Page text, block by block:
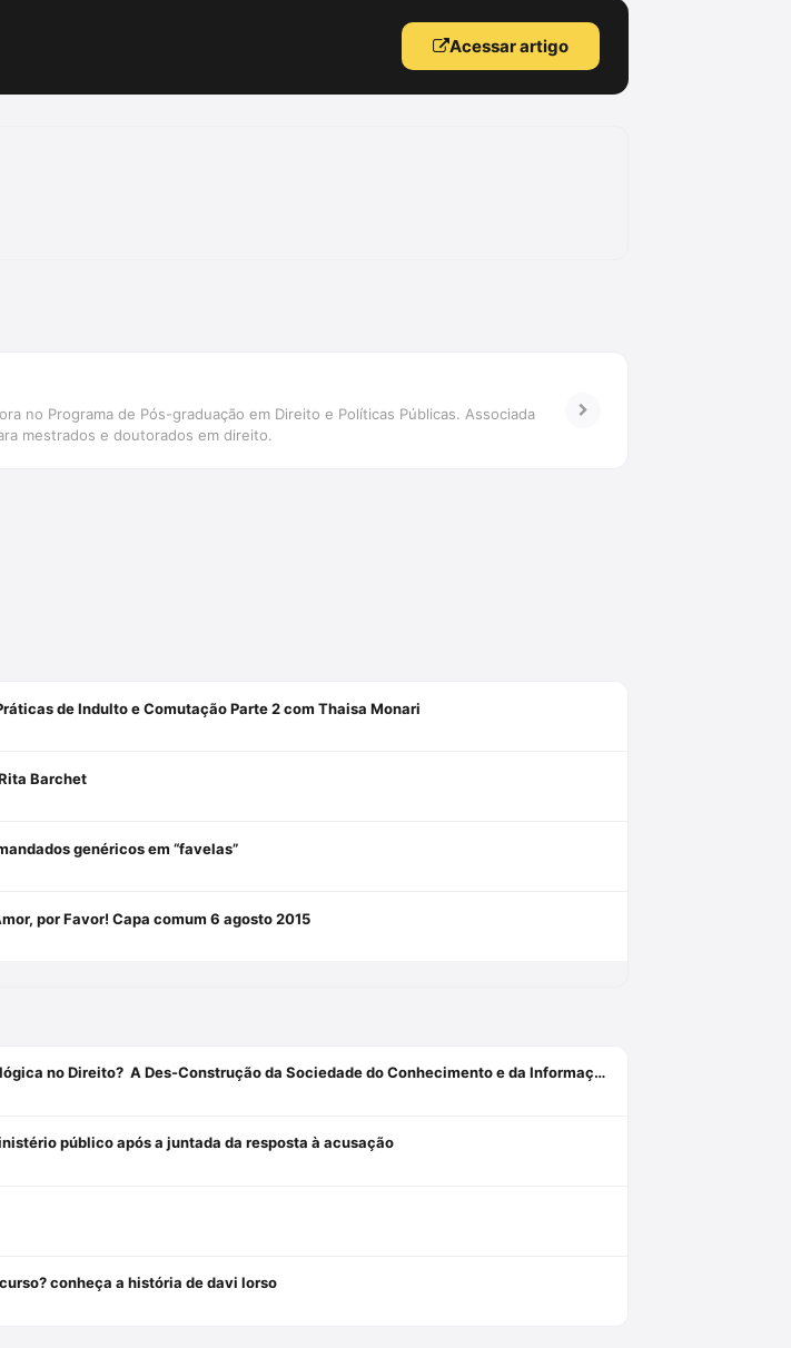
Acessar artigo
no Programa de Pós-graduação em Direito e Políticas Públicas. Associada
mestrados e doutorados em direito.
de Indulto e Comutação Parte 2 com Thaisa Monari
Barchet
genéricos em “favelas”
por Favor! Capa comum 6 agosto 2015
Há uma revolução tecnológica no Direito? A Des-Construção da Sociedade do Conhecimento e da Informação[1]
público após a juntada da resposta à acusação
conheça a história de davi lorso